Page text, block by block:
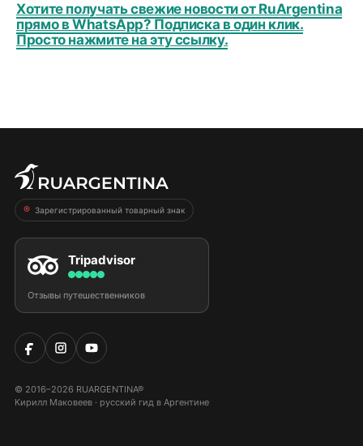
Хотите получать свежие новости от RuArgentina
прямо в WhatsApp? Подписка в один клик.
Просто нажмите на эту ссылку.
Зарегистрированный товарный знак
Tripadvisor
Отзывы путешественников
© 2016–2026 RUARGENTINA®
Кирилл Маковеев · русский гид в Аргентине